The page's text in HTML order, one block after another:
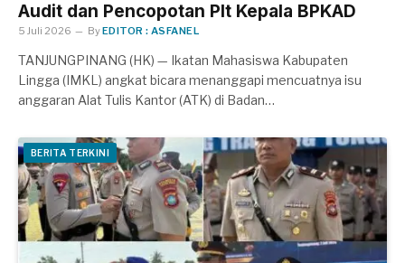
Audit dan Pencopotan Plt Kepala BPKAD
5 Juli 2026 ByEDITOR : ASFANEL
TANJUNGPINANG (HK) — Ikatan Mahasiswa Kabupaten
Lingga (IMKL) angkat bicara menanggapi mencuatnya isu
anggaran Alat Tulis Kantor (ATK) di Badan…
BERITA TERKINI